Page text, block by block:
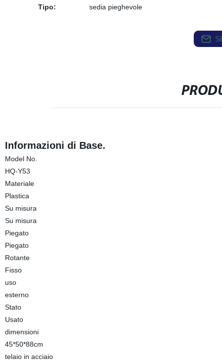
Tipo:
sedia pieghevole
Informazioni di Base.
Model No.
HQ-Y53
Materiale
Plastica
Su misura
Su misura
Piegato
Piegato
Rotante
Fisso
uso
esterno
Stato
Usato
dimensioni
45*50*88cm
telaio in acciaio